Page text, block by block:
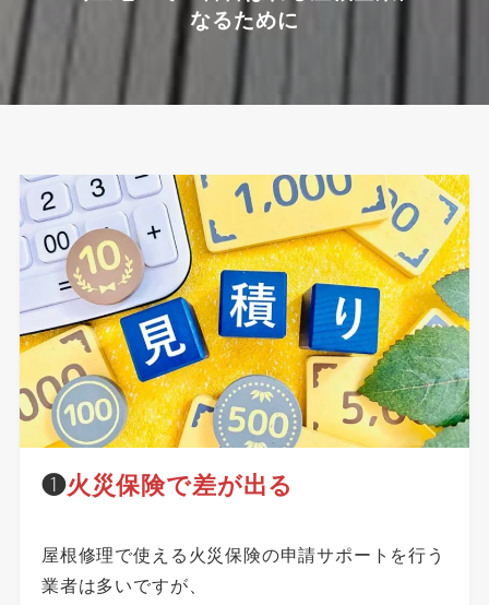
なるために
❶火災保険で差が出る
屋根修理で使える火災保険の申請サポートを行う
業者は多いですが、